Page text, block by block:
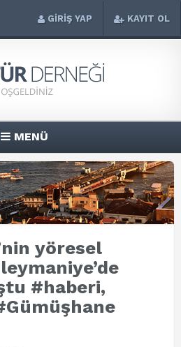
GİRİŞ YAP KAYIT OL
MENÜ
yöresel
#haberi,